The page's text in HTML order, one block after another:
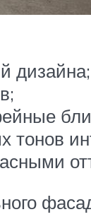
дизайна;
тонов